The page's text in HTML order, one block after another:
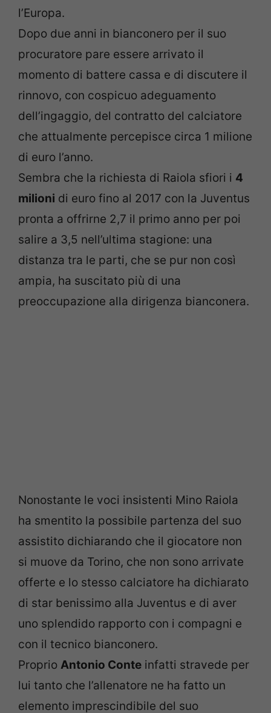
l’Europa.
Dopo due anni in bianconero per il suo
procuratore pare essere arrivato il
momento di battere cassa e di discutere il
rinnovo, con cospicuo adeguamento
dell’ingaggio, del contratto del calciatore
che attualmente percepisce circa 1 milione
di euro l’anno.
Sembra che la richiesta di Raiola sfiori i 4
milioni di euro fino al 2017 con la Juventus
pronta a offrirne 2,7 il primo anno per poi
salire a 3,5 nell’ultima stagione: una
distanza tra le parti, che se pur non così
ampia, ha suscitato più di una
preoccupazione alla dirigenza bianconera.
Nonostante le voci insistenti Mino Raiola
ha smentito la possibile partenza del suo
assistito dichiarando che il giocatore non
si muove da Torino, che non sono arrivate
offerte e lo stesso calciatore ha dichiarato
di star benissimo alla Juventus e di aver
uno splendido rapporto con i compagni e
con il tecnico bianconero.
Proprio Antonio Conte infatti stravede per
lui tanto che l’allenatore ne ha fatto un
elemento imprescindibile del suo